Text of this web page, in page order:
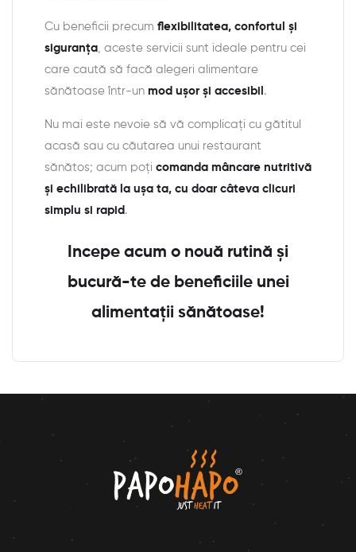
Cu beneficii precum flexibilitatea, confortul și
siguranța , aceste servicii sunt ideale pentru cei
care caută să facă alegeri alimentare
sănătoase într-un mod ușor și accesibil .
Nu mai este nevoie să vă complicați cu gătitul
acasă sau cu căutarea unui restaurant
sănătos; acum poți comanda mâncare nutritivă
și echilibrată la ușa ta, cu doar câteva clicuri
simplu si rapid .
Incepe acum o nouă rutină și
bucură-te de beneficiile unei
alimentații sănătoase!